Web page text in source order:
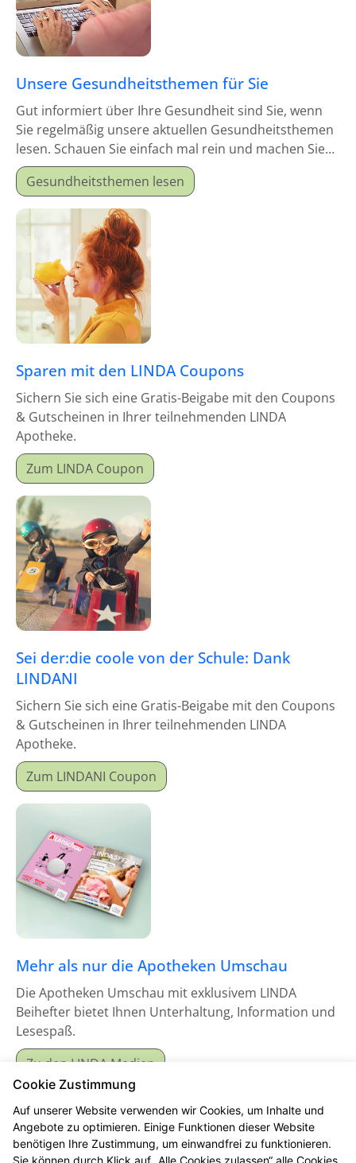
Unsere Gesundheitsthemen für Sie
Gut informiert über Ihre Gesundheit sind Sie, wenn
Sie regelmäßig unsere aktuellen Gesundheitsthemen
lesen. Schauen Sie einfach mal rein und machen Sie
sich schlau!
Gesundheitsthemen lesen
Sparen mit den LINDA Coupons
Sichern Sie sich eine Gratis-Beigabe mit den Coupons
& Gutscheinen in Ihrer teilnehmenden LINDA
Apotheke.
Zum LINDA Coupon
Sei der:die coole von der Schule: Dank
LINDANI
Sichern Sie sich eine Gratis-Beigabe mit den Coupons
& Gutscheinen in Ihrer teilnehmenden LINDA
Apotheke.
Zum LINDANI Coupon
Mehr als nur die Apotheken Umschau
Die Apotheken Umschau mit exklusivem LINDA
Beihefter bietet Ihnen Unterhaltung, Information und
Lesespaß.
Zu den LINDA Medien
Cookie Zustimmung
Auf unserer Website verwenden wir Cookies, um Inhalte und
Angebote zu optimieren. Einige Funktionen dieser Website
benötigen Ihre Zustimmung, um einwandfrei zu funktionieren.
Sie können durch Klick auf „Alle Cookies zulassen“ alle Cookies